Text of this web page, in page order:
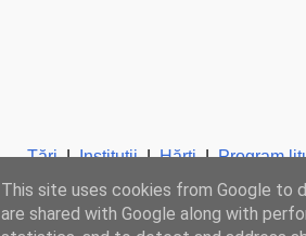
Ţări|Instituţii|Hărţi|Program
This site uses cookies from Google to
are shared with Google along with